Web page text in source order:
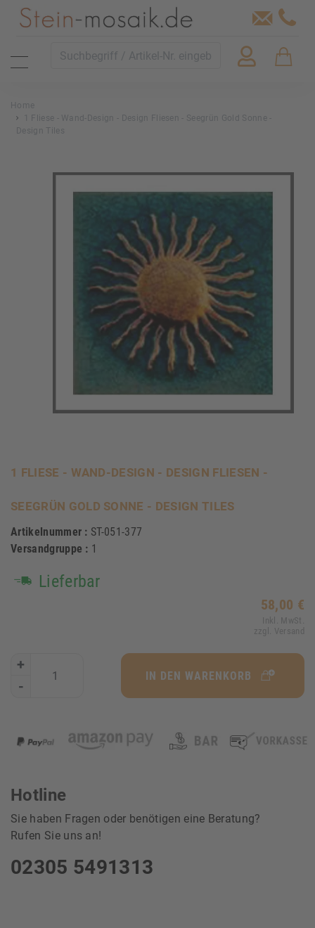
Home
1 Fliese - Wand-Design - Design Fliesen - Seegrün Gold Sonne -
Design Tiles
1 FLIESE - WAND-DESIGN - DESIGN FLIESEN -
SEEGRÜN GOLD SONNE - DESIGN TILES
Artikelnummer : ST-051-377
Versandgruppe : 1
Lieferbar
58,00 €
Inkl. MwSt.
zzgl. Versand
+
-
IN DEN WARENKORB
Hotline
Sie haben Fragen oder benötigen eine Beratung?
Rufen Sie uns an!
02305 5491313